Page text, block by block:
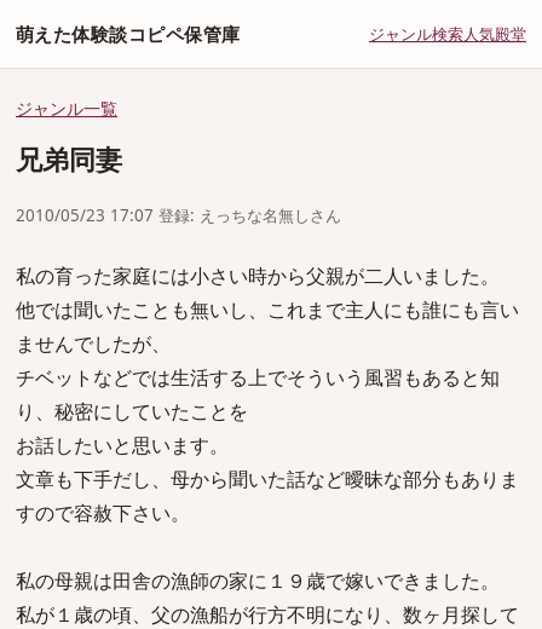
萌えた体験談コピペ保管庫 ジャンル検索人気殿堂
ジャンル一覧
兄弟同妻
2010/05/23 17:07 登録: えっちな名無しさん
私の育った家庭には小さい時から父親が二人いました。
他では聞いたことも無いし、これまで主人にも誰にも言い
ませんでしたが、
チベットなどでは生活する上でそういう風習もあると知
り、秘密にしていたことを
お話したいと思います。
文章も下手だし、母から聞いた話など曖昧な部分もありま
すので容赦下さい。
私の母親は田舎の漁師の家に１９歳で嫁いできました。
私が１歳の頃、父の漁船が行方不明になり、数ヶ月探して